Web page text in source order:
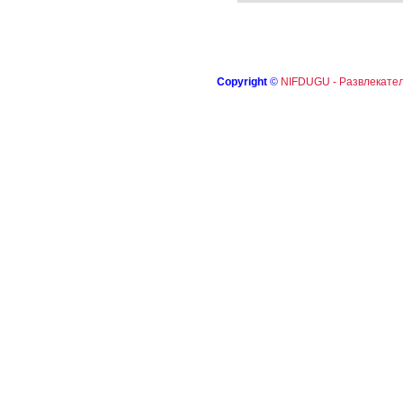
Copyright © NIFDUGU -